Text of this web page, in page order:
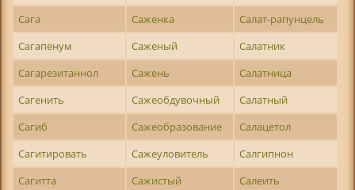
Сага
Саженка
Салат-рапунцель
Сагапенум
Саженый
Салатник
Сагарезитаннол
Сажень
Салатница
Сагенить
Сажеобдувочный
Салатный
Сагиб
Сажеобразование
Салацетол
Сагитировать
Сажеуловитель
Салгипнон
Сагитта
Сажистый
Салеить